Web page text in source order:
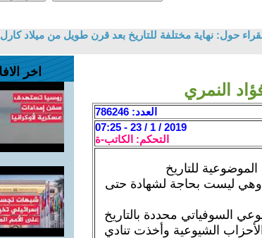
حول: نهاية مختلفة للتاريخ بعد قرن طويل من ميلاد
النمري
العدد: 786246
2019 / 1 / 23 - 07:25
التحكم: الكاتب-ة
الموضوعية للتاريخ
وهي ليست بحاجة لشهادة حتى
السوفياتي محددة بالتاريخ
الأحزاب الشيوعية وأخذت تنادي
اخر